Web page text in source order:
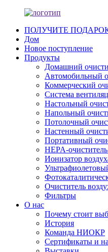
ПОЛУЧИТЕ
Дом
Новое поступление
Продукты
Домашний
Автомобильный
Коммерческий
Система
Настольный
Напольный
Потолочный
Настенный
Портативный
HEPA-
Ионизатор
Очиститель
Фильтры
О нас
Почему стоит
История
Команда НИОКР
Сертификаты и